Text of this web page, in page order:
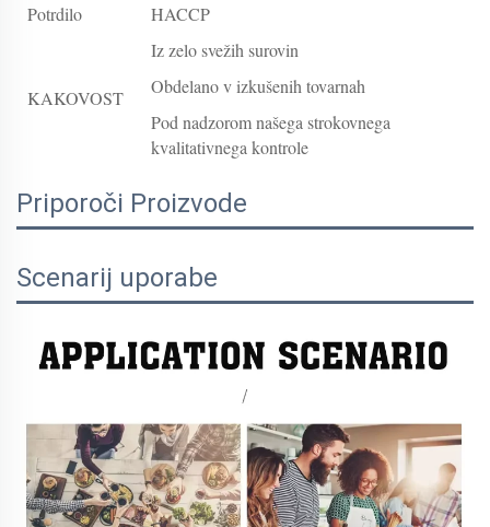
Potrdilo
HACCP
KAKOVOST
Iz zelo svežih surovin
Obdelano v izkušenih tovarnah
Pod nadzorom našega strokovnega
kvalitativnega kontrole
Priporoči Proizvode
Scenarij uporabe